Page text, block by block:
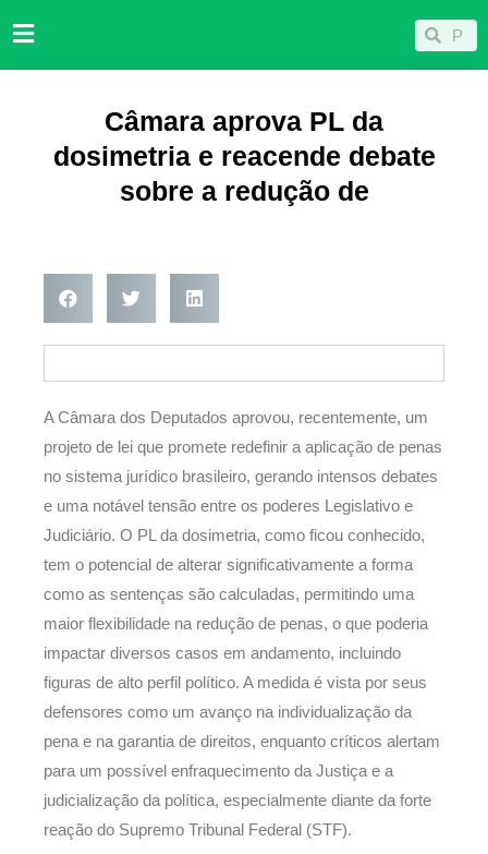
para
Pesquisar
Câmara aprova PL da
dosimetria e reacende debate
sobre a redução de
A Câmara dos Deputados aprovou, recentemente, um
projeto de lei que promete redefinir a aplicação de penas
no sistema jurídico brasileiro, gerando intensos debates
e uma notável tensão entre os poderes Legislativo e
Judiciário. O PL da dosimetria, como ficou conhecido,
tem o potencial de alterar significativamente a forma
como as sentenças são calculadas, permitindo uma
maior flexibilidade na redução de penas, o que poderia
impactar diversos casos em andamento, incluindo
figuras de alto perfil político. A medida é vista por seus
defensores como um avanço na individualização da
pena e na garantia de direitos, enquanto críticos alertam
para um possível enfraquecimento da Justiça e a
judicialização da política, especialmente diante da forte
reação do Supremo Tribunal Federal (STF).